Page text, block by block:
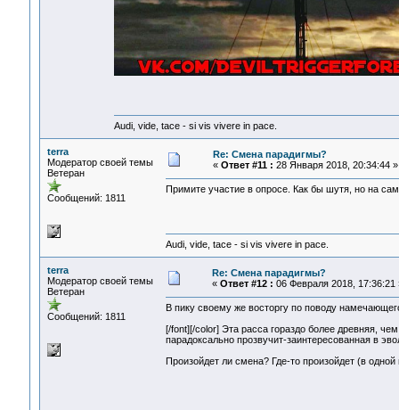
Audi, vide, tace - si vis vivere in pace.
terra
Модератор своей темы
Ветеран
Сообщений: 1811
Re: Смена парадигмы?
« Ответ #11 : 28 Января 2018, 20:34:44 »
Примите участие в опросе. Как бы шутя, но на
Audi, vide, tace - si vis vivere in pace.
terra
Модератор своей темы
Ветеран
Сообщений: 1811
Re: Смена парадигмы?
« Ответ #12 : 06 Февраля 2018, 17:36:21
В пику своему же восторгу по поводу
[/font][/color] Эта расса гораздо более древняя,
парадоксально прозвучит-заинтересованная в
Произойдет ли смена? Где-то произойдет (в одной